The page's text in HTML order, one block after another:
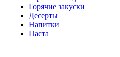
Горячие закуски
Десерты
Напитки
Паста